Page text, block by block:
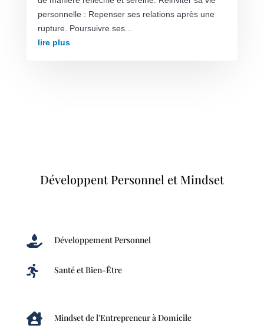
personnelle : Repenser ses relations après une
rupture. Poursuivre ses...
lire plus
Développent Personnel et Mindset
 Développement Personnel
 Santé et Bien-Être
 Mindset de l'Entrepreneur à Domicile